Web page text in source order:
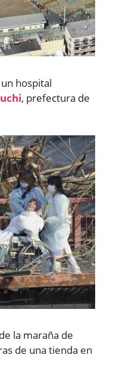
hospital
, prefectura de
la maraña de
de una tienda en